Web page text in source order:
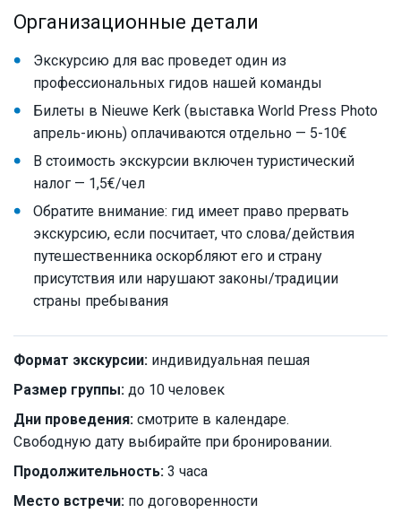
Организационные детали
Экскурсию для вас проведет один из
профессиональных гидов нашей команды
Билеты в Nieuwe Kerk (выставка World Press Photo
апрель-июнь) оплачиваются отдельно — 5-10€
В стоимость экскурсии включен туристический
налог — 1,5€/чел
Обратите внимание: гид имеет право прервать
экскурсию, если посчитает, что слова/действия
путешественника оскорбляют его и страну
присутствия или нарушают законы/традиции
страны пребывания
Формат экскурсии: индивидуальная пешая
Размер группы: до 10 человек
Дни проведения: смотрите в календаре.
Свободную дату выбирайте при бронировании.
Продолжительность: 3 часа
Место встречи: по договоренности